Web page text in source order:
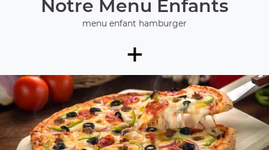
Notre Menu Enfants
menu enfant hamburger
+